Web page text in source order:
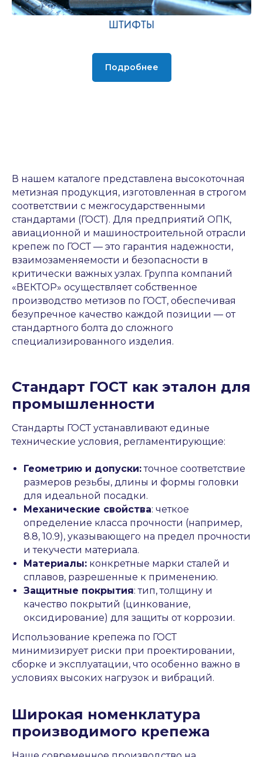
ШТИФТЫ
Подробнее
В нашем каталоге представлена высокоточная
метизная продукция, изготовленная в строгом
соответствии с межгосударственными
стандартами (ГОСТ). Для предприятий ОПК,
авиационной и машиностроительной отрасли
крепеж по ГОСТ — это гарантия надежности,
взаимозаменяемости и безопасности в
критически важных узлах. Группа компаний
«ВЕКТОР» осуществляет собственное
производство метизов по ГОСТ, обеспечивая
безупречное качество каждой позиции — от
стандартного болта до сложного
специализированного изделия.
Стандарт ГОСТ как эталон для
промышленности
Стандарты ГОСТ устанавливают единые
технические условия, регламентирующие:
Геометрию и допуски:точное соответствие
размеров резьбы, длины и формы головки
для идеальной посадки.
Механические свойства: четкое
определение класса прочности (например,
8.8, 10.9), указывающего на предел прочности
и текучести материала.
Материалы: конкретные марки сталей и
сплавов, разрешенные к применению.
Защитные покрытия: тип, толщину и
качество покрытий (цинкование,
оксидирование) для защиты от коррозии.
Использование крепежа по ГОСТ
минимизирует риски при проектировании,
сборке и эксплуатации, что особенно важно в
условиях высоких нагрузок и вибраций.
Широкая номенклатура
производимого крепежа